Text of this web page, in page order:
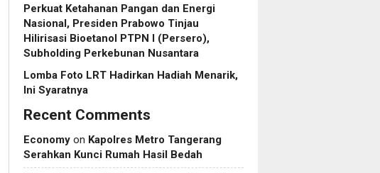
Perkuat Ketahanan Pangan dan Energi
Nasional, Presiden Prabowo Tinjau
Hilirisasi Bioetanol PTPN I (Persero),
Subholding Perkebunan Nusantara
Lomba Foto LRT Hadirkan Hadiah Menarik,
Ini Syaratnya
Recent Comments
Economy on Kapolres Metro Tangerang
Serahkan Kunci Rumah Hasil Bedah